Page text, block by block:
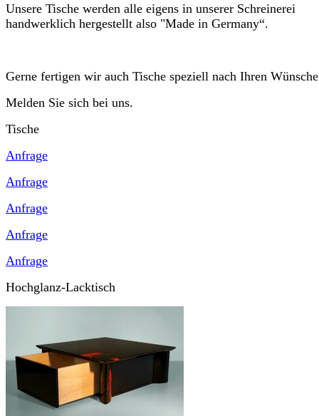
Unsere Tische werden alle eigens in unserer Schreinerei
handwerklich hergestellt also "Made in Germany“.
Gerne fertigen wir auch Tische speziell nach Ihren
Melden Sie sich bei uns.
Tische
Anfrage
Anfrage
Anfrage
Anfrage
Anfrage
Hochglanz-Lacktisch